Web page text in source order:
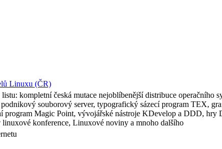
Linuxu (ČR)
kompletní česká mutace nejoblíbenější distribuce operačního
souborový server, typografický sázecí program TEX,
program Magic Point, vývojářské nástroje KDevelop a DDD,
konference, Linuxové noviny a mnoho dalšího